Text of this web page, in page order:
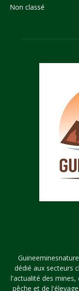
Non classé
dédié aux secteurs
l'actualité des mines,
pêche et de